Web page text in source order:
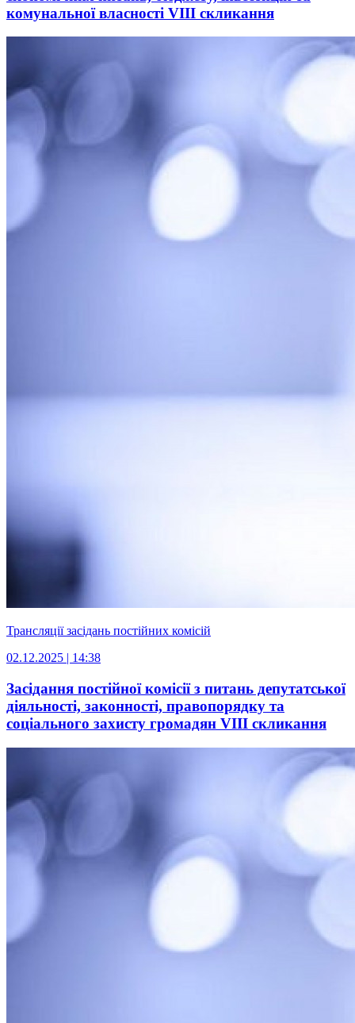
комунальної власності VІIІ скликання
Трансляції засідань постійних комісій
02.12.2025 | 14:38
Засідання постійної комісії з питань депутатської
діяльності, законності, правопорядку та
соціального захисту громадян VІIІ скликання